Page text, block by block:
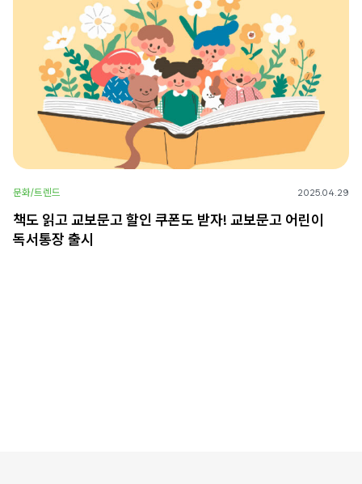
문화/트렌드 2025.04.29
책도 읽고 교보문고 할인 쿠폰도 받자! 교보문고 어린이
독서통장 출시